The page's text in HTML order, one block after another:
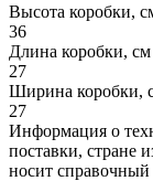
Высота коробки,
36
Длина коробки, см
27
Ширина коробки,
27
Информация о
поставки, стране
носит справочный